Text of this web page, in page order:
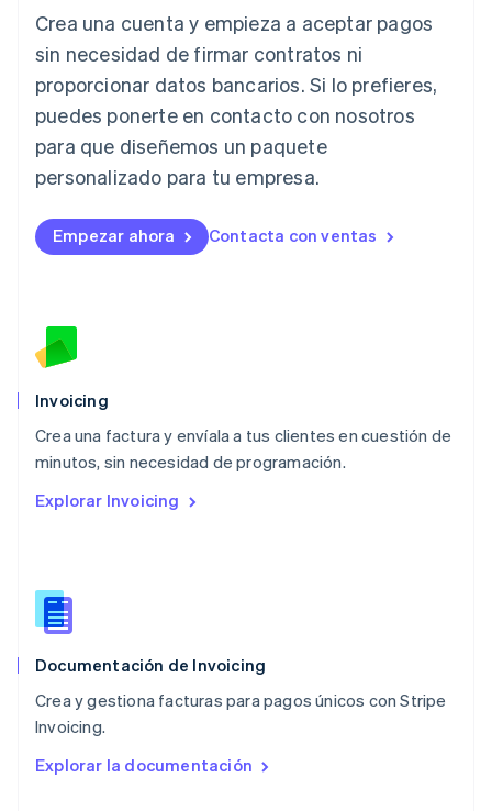
Crea una cuenta y empieza a aceptar pagos
sin necesidad de firmar contratos ni
proporcionar datos bancarios. Si lo prefieres,
puedes ponerte en contacto con nosotros
para que diseñemos un paquete
personalizado para tu empresa.
Empezar ahora Contacta con ventas
Invoicing
Crea una factura y envíala a tus clientes en cuestión de
minutos, sin necesidad de programación.
Explorar Invoicing
Documentación de Invoicing
Crea y gestiona facturas para pagos únicos con Stripe
Invoicing.
Explorar la documentación
Italiano English
日本語English
Letonia
English
Liechtenstein
Deutsch English
Lituania
Luxemburgo
FrançaisDeutschEnglish
Malasia
English
México
Noruega
English
Nueva Zelandia
English
NederlandsEnglish
Português
RAE de Hong Kong, China
Reino Unido
República Checa
English
English